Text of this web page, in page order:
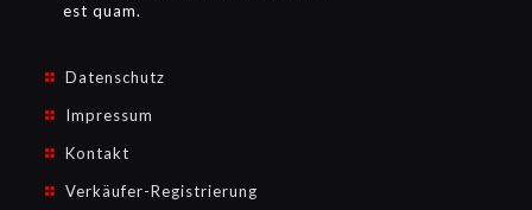
est quam.
Datenschutz
Impressum
Kontakt
Verkäufer-Registrierung